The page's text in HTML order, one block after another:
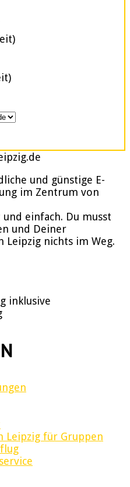
und günstige E-
im Zentrum von
einfach. Du musst
und Deiner
Leipzig nichts im Weg.
inklusive
Leipzig für Gruppen